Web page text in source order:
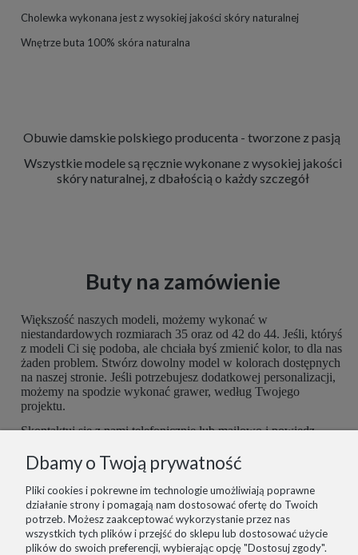
Cholewka wykonana jest z wysokiej jakości skóry naturalnej
Wnętrze buta 100% skóra naturalna
Obuwie damskie polskiego producenta - tworzone z pasją
Wszystkie modele są ręcznie wykonane z wysokiej jakości
skóry naturalnej, z dbałością o każdy szczegół
Buty na zamówienie
Większość naszych modeli, możemy wykonać w
niestandardowych rozmiarach 35 oraz od 42 do 44. Jeśli, któryś
z modeli Ci się podoba, ale chciała byś zmienić kolor, to dla nas
żaden problem. Stwórz dowolny model w kolorach dostępnych
na naszej stronie. Jeśli potrzebujesz dodatkowej personalizacji,
możemy na spodzie wykonać grawer, według Twojego
projektu.
Skontaktuj się z nami telefonicznie lub mailowo i powiedz,
możliwość dopasować je do Ciebie idealnie. Postaramy się
spełnić wszelkie potrzeby z największą starannością.
Dbamy o Twoją prywatność
Pliki cookies i pokrewne im technologie umożliwiają poprawne
działanie strony i pomagają nam dostosować ofertę do Twoich
potrzeb. Możesz zaakceptować wykorzystanie przez nas
wszystkich tych plików i przejść do sklepu lub dostosować użycie
plików do swoich preferencji, wybierając opcję "Dostosuj zgody".